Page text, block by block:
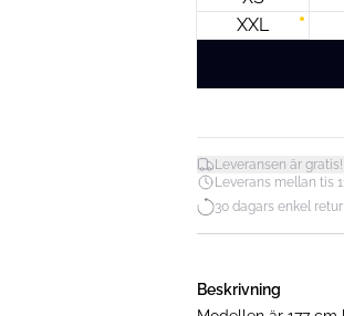
XXL
Leveransen är gratis!
Leverans mellan tis
30 dagars enkel retur
Beskrivning